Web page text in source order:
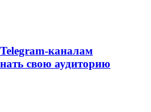
каналам
свою аудиторию